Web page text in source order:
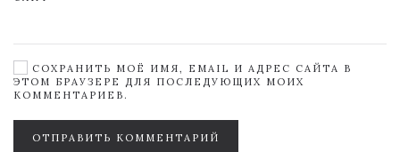
СОХРАНИТЬ МОЁ ИМЯ, EMAIL И АДРЕС САЙТА В
ЭТОМ БРАУЗЕРЕ ДЛЯ ПОСЛЕДУЮЩИХ МОИХ
КОММЕНТАРИЕВ.
ОТПРАВИТЬ КОММЕНТАРИЙ